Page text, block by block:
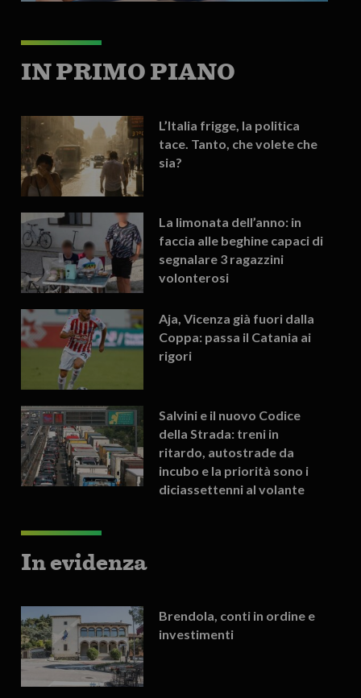
IN PRIMO PIANO
L’Italia frigge, la politica
tace. Tanto, che volete che
sia?
La limonata dell’anno: in
faccia alle beghine capaci di
segnalare 3 ragazzini
volonterosi
Aja, Vicenza già fuori dalla
Coppa: passa il Catania ai
rigori
Salvini e il nuovo Codice
della Strada: treni in
ritardo, autostrade da
incubo e la priorità sono i
diciassettenni al volante
In evidenza
Brendola, conti in ordine e
investimenti